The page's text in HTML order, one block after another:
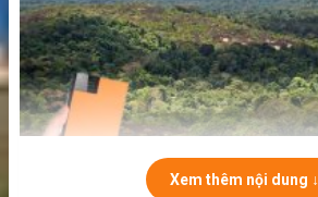
Xem thêm nội dung ↓